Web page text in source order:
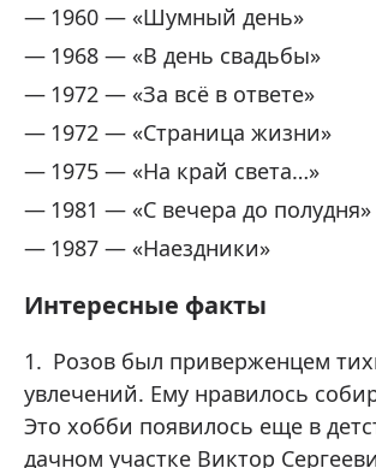
1960 — «Шумный день»
1968 — «В день свадьбы»
1972 — «За всё в ответе»
1972 — «Страница жизни»
1975 — «На край света…»
1981 — «С вечера до полудня»
1987 — «Наездники»
Интересные факты
Розов был приверженцем
увлечений. Ему нравилось
Это хобби появилось еще в
дачном участке Виктор